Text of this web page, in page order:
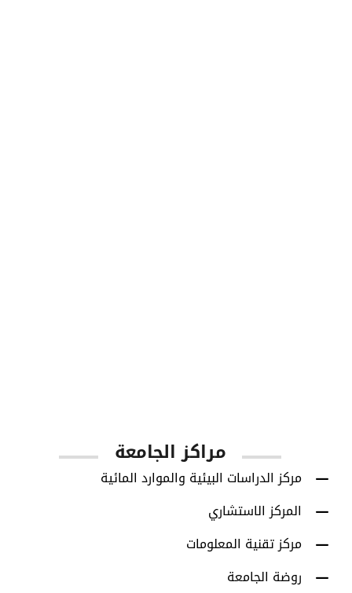
مراكز الجامعة
مركز الدراسات البيئية والموارد المائية
المركز الاستشاري
مركز تقنية المعلومات
روضة الجامعة